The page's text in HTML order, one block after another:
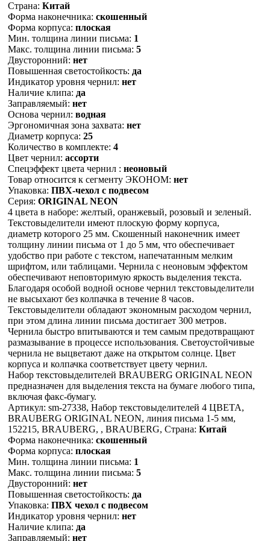
Страна: Китай
Форма наконечника: скошенный
Форма корпуса: плоская
Мин. толщина линии письма: 1
Макс. толщина линии письма: 5
Двусторонний: нет
Повышенная светостойкость: да
Индикатор уровня чернил: нет
Наличие клипа: да
Заправляемый: нет
Основа чернил: водная
Эргономичная зона захвата: нет
Диаметр корпуса: 25
Количество в комплекте: 4
Цвет чернил: ассорти
Спецэффект цвета чернил : неоновый
Товар относится к сегменту ЭКОНОМ: нет
Упаковка: ПВХ-чехол с подвесом
Серия: ORIGINAL NEON
4 цвета в наборе: желтый, оранжевый, розовый и зеленый.
Текстовыделители имеют плоскую форму корпуса,
диаметр которого 25 мм. Скошенный наконечник имеет
толщину линии письма от 1 до 5 мм, что обеспечивает
удобство при работе с текстом, напечатанным мелким
шрифтом, или таблицами. Чернила с неоновым эффектом
обеспечивают неповторимую яркость выделения текста.
Благодаря особой водной основе чернил текстовыделители
не высыхают без колпачка в течение 8 часов.
Текстовыделители обладают экономным расходом чернил,
при этом длина линии письма достигает 300 метров.
Чернила быстро впитываются и тем самым предотвращают
размазывание в процессе использования. Светоустойчивые
чернила не выцветают даже на открытом солнце. Цвет
корпуса и колпачка соответствует цвету чернил.
Набор текстовыделителей BRAUBERG ORIGINAL NEON
предназначен для выделения текста на бумаге любого типа,
включая факс-бумагу.
Артикул: sm-27338, Набор текстовыделителей 4 ЦВЕТА,
BRAUBERG ORIGINAL NEON, линия письма 1-5 мм,
152215, BRAUBERG, , BRAUBERG, Страна: Китай
Форма наконечника: скошенный
Форма корпуса: плоская
Мин. толщина линии письма: 1
Макс. толщина линии письма: 5
Двусторонний: нет
Повышенная светостойкость: да
Упаковка: ПВХ чехол с подвесом
Индикатор уровня чернил: нет
Наличие клипа: да
Заправляемый: нет